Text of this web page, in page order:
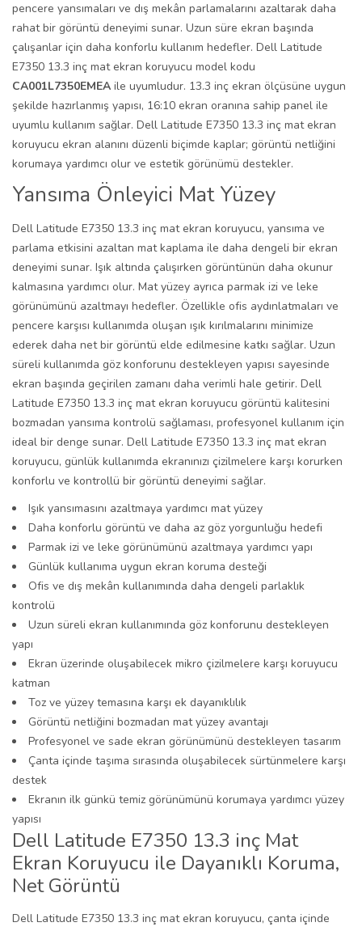
pencere yansımaları ve dış mekân parlamalarını azaltarak daha
rahat bir görüntü deneyimi sunar. Uzun süre ekran başında
çalışanlar için daha konforlu kullanım hedefler. Dell Latitude
E7350 13.3 inç mat ekran koruyucu model kodu
CA001L7350EMEA ile uyumludur. 13.3 inç ekran ölçüsüne uygun
şekilde hazırlanmış yapısı, 16:10 ekran oranına sahip panel ile
uyumlu kullanım sağlar. Dell Latitude E7350 13.3 inç mat ekran
koruyucu ekran alanını düzenli biçimde kaplar; görüntü netliğini
korumaya yardımcı olur ve estetik görünümü destekler.
Yansıma Önleyici Mat Yüzey
Dell Latitude E7350 13.3 inç mat ekran koruyucu, yansıma ve
parlama etkisini azaltan mat kaplama ile daha dengeli bir ekran
deneyimi sunar. Işık altında çalışırken görüntünün daha okunur
kalmasına yardımcı olur. Mat yüzey ayrıca parmak izi ve leke
görünümünü azaltmayı hedefler. Özellikle ofis aydınlatmaları ve
pencere karşısı kullanımda oluşan ışık kırılmalarını minimize
ederek daha net bir görüntü elde edilmesine katkı sağlar. Uzun
süreli kullanımda göz konforunu destekleyen yapısı sayesinde
ekran başında geçirilen zamanı daha verimli hale getirir. Dell
Latitude E7350 13.3 inç mat ekran koruyucu görüntü kalitesini
bozmadan yansıma kontrolü sağlaması, profesyonel kullanım için
ideal bir denge sunar. Dell Latitude E7350 13.3 inç mat ekran
koruyucu, günlük kullanımda ekranınızı çizilmelere karşı korurken
konforlu ve kontrollü bir görüntü deneyimi sağlar.
Işık yansımasını azaltmaya yardımcı mat yüzey
Daha konforlu görüntü ve daha az göz yorgunluğu hedefi
Parmak izi ve leke görünümünü azaltmaya yardımcı yapı
Günlük kullanıma uygun ekran koruma desteği
Ofis ve dış mekân kullanımında daha dengeli parlaklık
kontrolü
Uzun süreli ekran kullanımında göz konforunu destekleyen
yapı
Ekran üzerinde oluşabilecek mikro çizilmelere karşı koruyucu
katman
Toz ve yüzey temasına karşı ek dayanıklılık
Görüntü netliğini bozmadan mat yüzey avantajı
Profesyonel ve sade ekran görünümünü destekleyen tasarım
Çanta içinde taşıma sırasında oluşabilecek sürtünmelere karşı
destek
Ekranın ilk günkü temiz görünümünü korumaya yardımcı yüzey
yapısı
Dell Latitude E7350 13.3 inç Mat
Ekran Koruyucu ile Dayanıklı Koruma,
Net Görüntü
Dell Latitude E7350 13.3 inç mat ekran koruyucu, çanta içinde